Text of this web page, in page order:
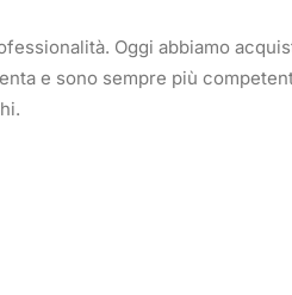
Oggi abbiamo
e sono sempre più